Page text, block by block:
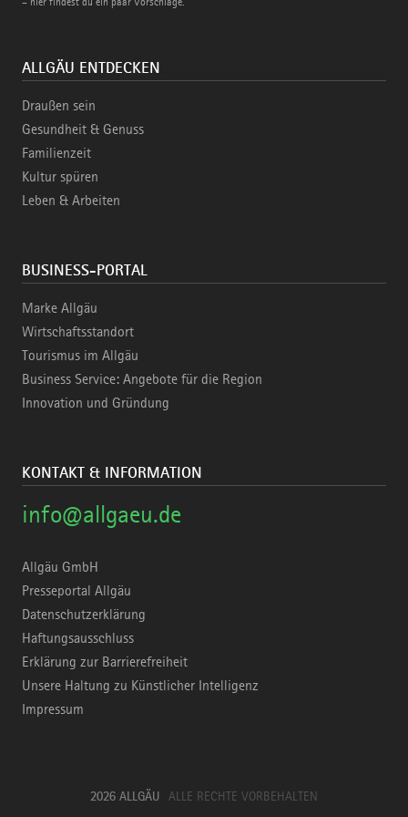
ALLGÄU ENTDECKEN
Draußen sein
Gesundheit & Genuss
Familienzeit
Kultur spüren
Leben & Arbeiten
BUSINESS-PORTAL
Marke Allgäu
Wirtschaftsstandort
Tourismus im Allgäu
Business Service: Angebote für die Region
Innovation und Gründung
KONTAKT & INFORMATION
info@allgaeu.de
Allgäu GmbH
Presseportal Allgäu
Datenschutzerklärung
Haftungsausschluss
Erklärung zur Barrierefreiheit
Unsere Haltung zu Künstlicher Intelligenz
Impressum
2026 ALLGÄU ALLE RECHTE VORBEHALTEN